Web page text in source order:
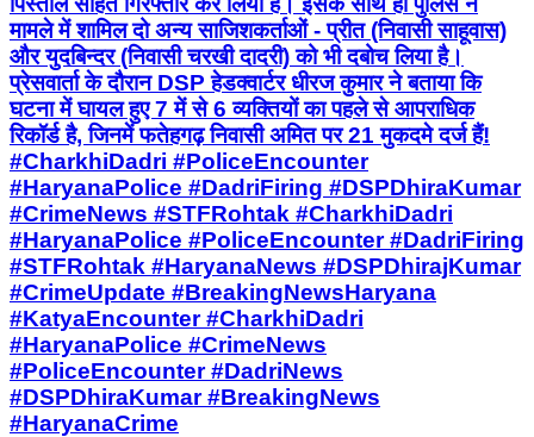
मामले में शामिल दो अन्य साजिशकर्ताओं - प्रीत (निवासी साहूवास)
और युदबिन्दर (निवासी चरखी दादरी) को भी दबोच लिया है।
प्रेसवार्ता के दौरान DSP हेडक्वार्टर धीरज कुमार ने बताया कि
घटना में घायल हुए 7 में से 6 व्यक्तियों का पहले से आपराधिक
रिकॉर्ड है, जिनमें फतेहगढ़ निवासी अमित पर 21 मुकदमे दर्ज हैं!
#CharkhiDadri #PoliceEncounter
#HaryanaPolice #DadriFiring #DSPDhiraKumar
#CrimeNews #STFRohtak #CharkhiDadri
#HaryanaPolice #PoliceEncounter #DadriFiring
#STFRohtak #HaryanaNews #DSPDhirajKumar
#CrimeUpdate #BreakingNewsHaryana
#KatyaEncounter #CharkhiDadri
#HaryanaPolice #CrimeNews
#PoliceEncounter #DadriNews
#DSPDhiraKumar #BreakingNews
#HaryanaCrime